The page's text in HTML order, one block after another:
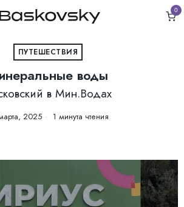
0
ПУТЕШЕСТВИЯ
воды
в Мин.Водах
2025 1 минута чтения